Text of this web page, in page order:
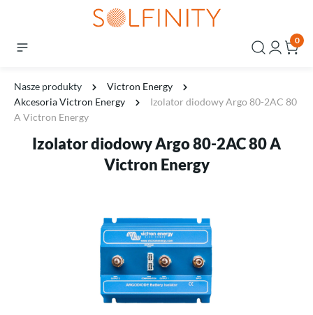
0
Nasze produkty
Victron Energy
Akcesoria Victron Energy
Izolator diodowy Argo 80-2AC 80
A Victron Energy
Izolator diodowy Argo 80-2AC 80 A
Victron Energy